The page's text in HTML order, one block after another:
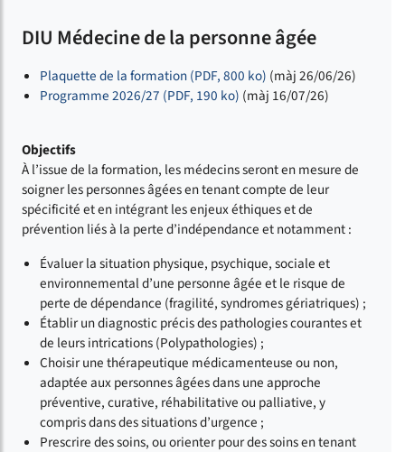
DIU Médecine de la personne âgée
Plaquette de la formation (PDF, 800 ko) (màj 26/06/26)
Programme 2026/27 (PDF, 190 ko) (màj 16/07/26)
Objectifs
À l’issue de la formation, les médecins seront en mesure de
soigner les personnes âgées en tenant compte de leur
spécificité et en intégrant les enjeux éthiques et de
prévention liés à la perte d’indépendance et notamment :
Évaluer la situation physique, psychique, sociale et
environnemental d’une personne âgée et le risque de
perte de dépendance (fragilité, syndromes gériatriques) ;
Établir un diagnostic précis des pathologies courantes et
de leurs intrications (Polypathologies) ;
Choisir une thérapeutique médicamenteuse ou non,
adaptée aux personnes âgées dans une approche
préventive, curative, réhabilitative ou palliative, y
compris dans des situations d’urgence ;
Prescrire des soins, ou orienter pour des soins en tenant